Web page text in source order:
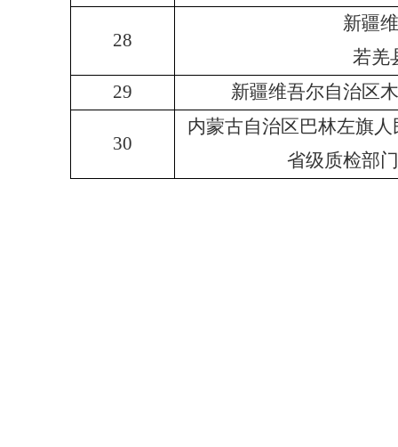
28
新疆
若羌
29
新疆维吾尔自治区
30
内蒙古自治区巴林左旗
省级质检部